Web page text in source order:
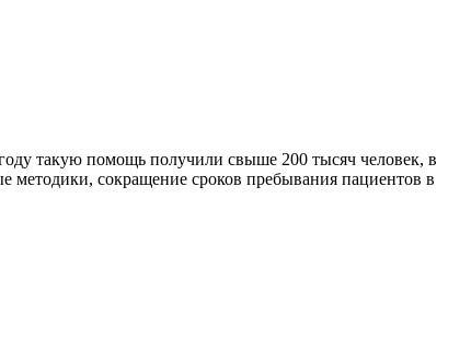
такую помощь получили свыше 200 тысяч человек, в
методики, сокращение сроков пребывания пациентов в